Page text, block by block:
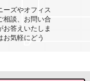
ーズやオフィス
相談、お問い合
お答えいたしま
お気軽にどう